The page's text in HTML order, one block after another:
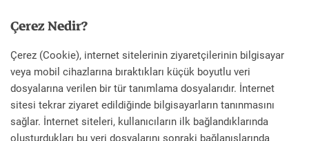
Felsefe Kesişimler
MUTFAK
Çerez Nedir?
Çerez (Cookie), internet sitelerinin ziyaretçilerinin bilgisayar
veya mobil cihazlarına bıraktıkları küçük boyutlu veri
dosyalarına verilen bir tür tanımlama dosyalarıdır. İnternet
sitesi tekrar ziyaret edildiğinde bilgisayarların tanınmasını
sağlar. İnternet siteleri, kullanıcıların ilk bağlandıklarında
oluşturdukları bu veri dosyalarını sonraki bağlanışlarında